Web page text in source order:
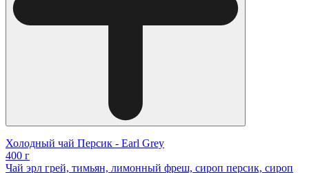
Холодный чай Персик - Earl Grey
400 г
Чай эрл грей, тимьян, лимонный фреш, сироп персик, сироп